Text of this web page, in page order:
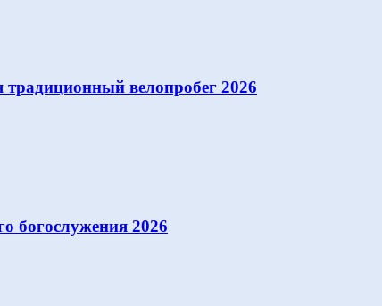
велопробег 2026
богослужения 2026